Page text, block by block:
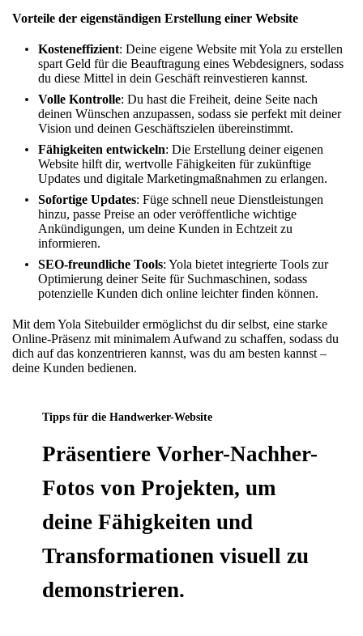
Vorteile der eigenständigen Erstellung einer Website
Kosteneffizient: Deine eigene Website mit Yola zu erstellen
spart Geld für die Beauftragung eines Webdesigners, sodass
du diese Mittel in dein Geschäft reinvestieren kannst.
Volle Kontrolle: Du hast die Freiheit, deine Seite nach
deinen Wünschen anzupassen, sodass sie perfekt mit deiner
Vision und deinen Geschäftszielen übereinstimmt.
Fähigkeiten entwickeln: Die Erstellung deiner eigenen
Website hilft dir, wertvolle Fähigkeiten für zukünftige
Updates und digitale Marketingmaßnahmen zu erlangen.
Sofortige Updates: Füge schnell neue Dienstleistungen
hinzu, passe Preise an oder veröffentliche wichtige
Ankündigungen, um deine Kunden in Echtzeit zu
informieren.
SEO-freundliche Tools: Yola bietet integrierte Tools zur
Optimierung deiner Seite für Suchmaschinen, sodass
potenzielle Kunden dich online leichter finden können.
Mit dem Yola Sitebuilder ermöglichst du dir selbst, eine starke
Online-Präsenz mit minimalem Aufwand zu schaffen, sodass du
dich auf das konzentrieren kannst, was du am besten kannst –
deine Kunden bedienen.
Tipps für die Handwerker-Website
Präsentiere Vorher-Nachher-
Fotos von Projekten, um
deine Fähigkeiten und
Transformationen visuell zu
demonstrieren.